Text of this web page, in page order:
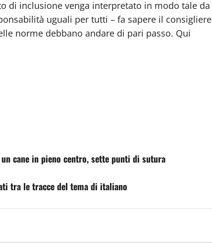
di inclusione venga interpretato in modo tale da
uguali per tutti – fa sapere il consigliere
norme debbano andare di pari passo. Qui
un cane in pieno centro, sette punti di sutura
tra le tracce del tema di italiano